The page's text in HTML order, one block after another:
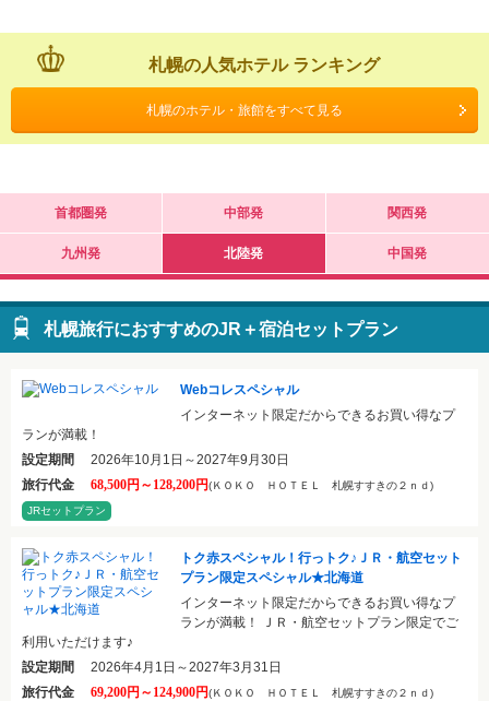
札幌の人気ホテル ランキング
札幌のホテル・旅館をすべて見る
首都圏発 中部発 関西発
九州発 北陸発 中国発
札幌旅行におすすめのJR＋宿泊セットプラン
Webコレスペシャル
インターネット限定だからできるお買い得なプ
ランが満載！
設定期間 2026年10月1日～2027年9月30日
旅行代金
68,500円～128,200円(ＫＯＫＯ ＨＯＴＥＬ 札幌すすきの２ｎｄ)
JRセットプラン
トク赤スペシャル！行っトク♪ＪＲ・航空セット
プラン限定スペシャル★北海道
インターネット限定だからできるお買い得なプ
ランが満載！ ＪＲ・航空セットプラン限定でご
利用いただけます♪
設定期間 2026年4月1日～2027年3月31日
旅行代金
69,200円～124,900円(ＫＯＫＯ ＨＯＴＥＬ 札幌すすきの２ｎｄ)